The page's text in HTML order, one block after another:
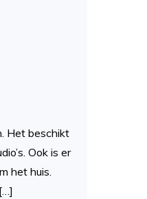
Het beschikt
Ook is er
het huis.